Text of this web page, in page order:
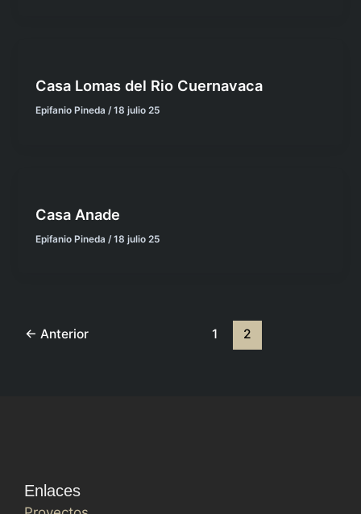
Casa Lomas del Rio Cuernavaca
Epifanio Pineda/18 julio 25
Casa Anade
Epifanio Pineda /18 julio 25
← Anterior 1 2
Enlaces